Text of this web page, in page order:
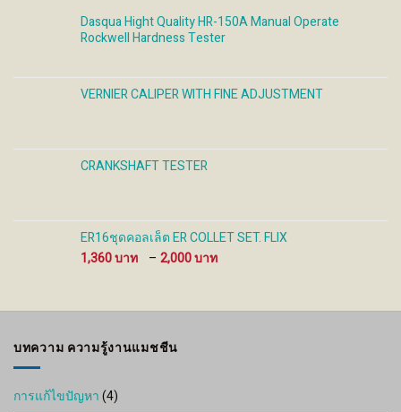
Dasqua Hight Quality HR-150A Manual Operate
Rockwell Hardness Tester
VERNIER CALIPER WITH FINE ADJUSTMENT
CRANKSHAFT TESTER
ER16ชุดคอลเล็ต ER COLLET SET. FLIX
1,360
– 2,000
บทความ ความรู้งานแมชชีน
การแก้ไขปัญหา(4)